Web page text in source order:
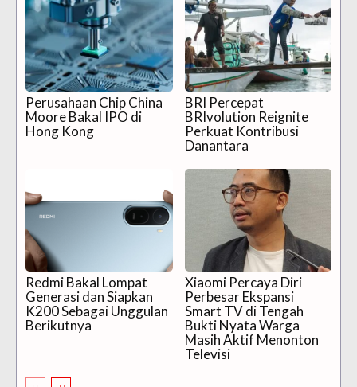
Perusahaan Chip China
Moore Bakal IPO di
Hong Kong
BRI Percepat
BRIvolution Reignite
Perkuat Kontribusi
Danantara
Redmi Bakal Lompat
Generasi dan Siapkan
K200 Sebagai Unggulan
Berikutnya
Xiaomi Percaya Diri
Perbesar Ekspansi
Smart TV di Tengah
Bukti Nyata Warga
Masih Aktif Menonton
Televisi